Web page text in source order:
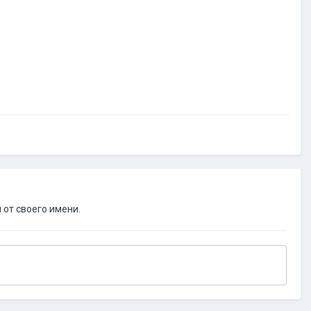
своего имени.